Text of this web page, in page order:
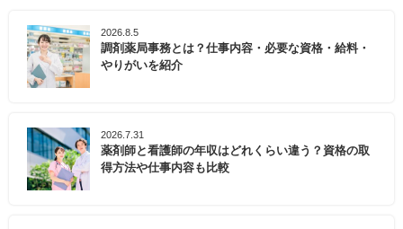
2026.8.5
調剤薬局事務とは？仕事内容・必要な資格・給料・
やりがいを紹介
2026.7.31
薬剤師と看護師の年収はどれくらい違う？資格の取
得方法や仕事内容も比較